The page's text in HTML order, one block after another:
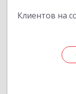
Клиентов на